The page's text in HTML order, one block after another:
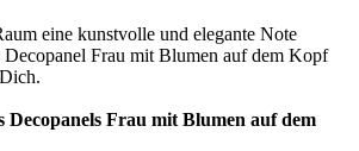
eine kunstvolle und elegante Note
Decopanel Frau mit Blumen auf dem Kopf
Decopanels Frau mit Blumen auf dem